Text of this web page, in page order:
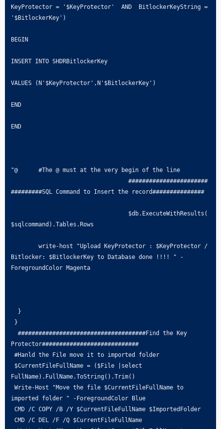
KeyProtector = '$KeyProtector'  AND  BitlockerKeyString =
'$BitlockerKey')
BEGIN
INSERT INTO SHDRBitlockerKey
VALUES (N'$KeyProtector',N'$BitlockerKey')
END
END
"@      #The @ must at the very begin of the line
#########SQL Command to Insert the record###############
$sqlcommand).Tables.Rows
Bitlocker: $BitlockerKey to Database done !!!! " -
ForegroundColor Magenta
Protector############################
FullName).FullName.ToString().Trim()
imported folder " -ForegroundColor Blue